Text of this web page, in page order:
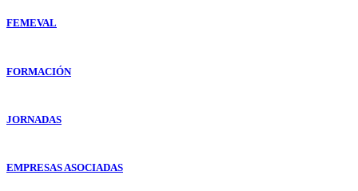
FEMEVAL
FORMACIÓN
JORNADAS
EMPRESAS ASOCIADAS